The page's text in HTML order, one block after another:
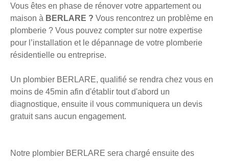
Vous êtes en phase de rénover votre appartement ou
maison à BERLARE ? Vous rencontrez un problème en
plomberie ? Vous pouvez compter sur notre expertise
pour l’installation et le dépannage de votre plomberie
résidentielle ou entreprise.
Un plombier BERLARE, qualifié se rendra chez vous en
moins de 45min afin d'établir tout d'abord un
diagnostique, ensuite il vous communiquera un devis
gratuit sans aucun engagement.
Notre plombier BERLARE sera chargé ensuite des